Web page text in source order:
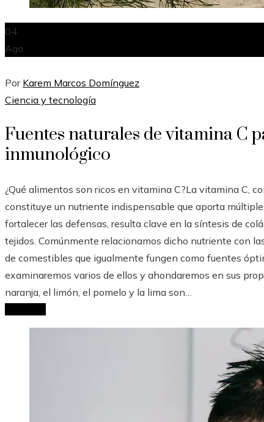
04
Ago
Por Karem Marcos Domínguez
Ciencia y tecnología
Fuentes naturales de vitamina C
inmunológico
¿Qué alimentos son ricos en vitamina C?La vitamina C,
constituye un nutriente indispensable que aporta
fortalecer las defensas, resulta clave en la síntesis de
tejidos. Comúnmente relacionamos dicho nutriente con
de comestibles que igualmente fungen como fuentes
examinaremos varios de ellos y ahondaremos en sus
naranja, el limón, el pomelo y la lima son…